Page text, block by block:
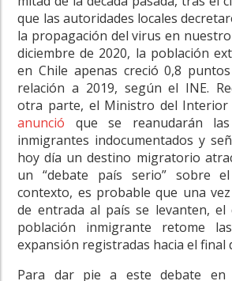
que las autoridades locales
la propagación del virus en
diciembre de 2020, la población
en Chile apenas creció 0,8
relación a 2019, según el INE.
otra parte, el Ministro del Interior
anunció que se reanudarán
inmigrantes indocumentados y
hoy día un destino migratorio
un “debate país serio” sobre
contexto, es probable que una
de entrada al país se levanten, el
población inmigrante retome
expansión registradas hacia el final
Para dar pie a este debate en